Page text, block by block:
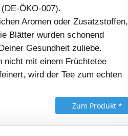
ÖKO-007).
Aromen oder Zusatzstoffen,
Blätter wurden schonend
Gesundheit zuliebe.
nicht mit einem Früchtetee
wird der Tee zum echten
Zum Produkt *